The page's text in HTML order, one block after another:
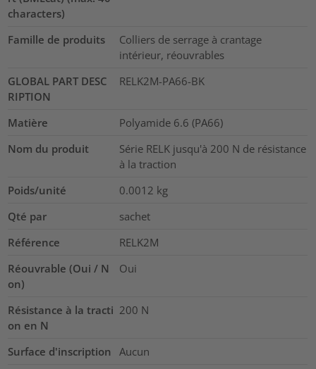
characters)
Famille de produits
Colliers de serrage à crantage
intérieur, réouvrables
GLOBAL PART DESC
RIPTION
RELK2M-PA66-BK
Matière
Polyamide 6.6 (PA66)
Nom du produit
Série RELK jusqu'à 200 N de résistance
à la traction
Poids/unité
0.0012 kg
Qté par
sachet
Référence
RELK2M
Réouvrable (Oui / N
on)
Oui
Résistance à la tracti
on en N
200 N
Surface d'inscription Aucun